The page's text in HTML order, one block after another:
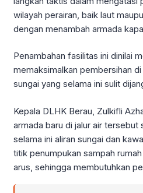
wilayah perairan, baik laut
dengan menambah armada
Penambahan fasilitas ini dinilai
memaksimalkan pembersihan
sungai yang selama ini sulit
Kepala DLHK Berau, Zulkifli
armada baru di jalur air tersebut
selama ini aliran sungai dan
titik penumpukan sampah
arus, sehingga membutuhkan